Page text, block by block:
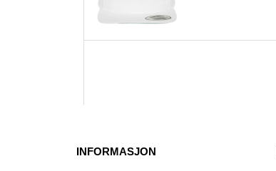
INFORMASJON